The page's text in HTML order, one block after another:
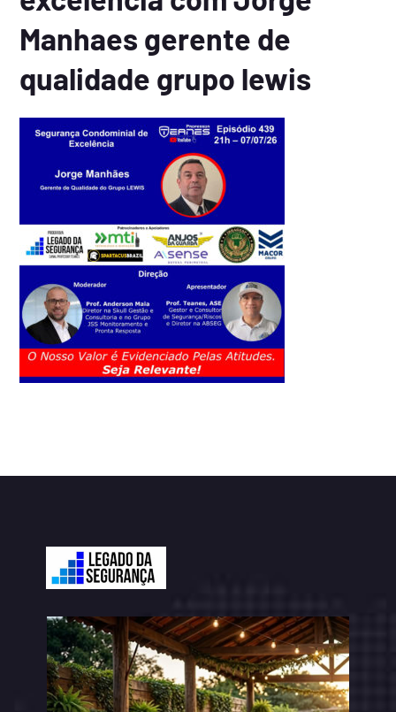
Manhaes gerente de
qualidade grupo lewis